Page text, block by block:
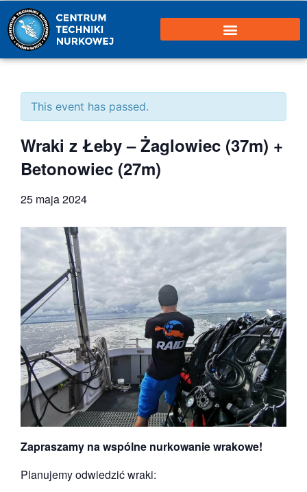
This event has passed.
Wraki z Łeby – Żaglowiec (37m) +
Betonowiec (27m)
25 maja 2024
Zapraszamy na wspólne nurkowanie wrakowe!
Planujemy odwiedzić wraki: